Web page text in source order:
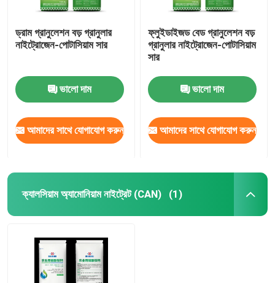
ড্রাম গ্রানুলেশন বড় গ্রানুলার
নাইট্রোজেন-পোটাসিয়াম সার
ভালো দাম
আমাদের সাথে যোগাযোগ করুন
ফ্লুইডাইজড বেড গ্রানুলেশন বড়
গ্রানুলার নাইট্রোজেন-পোটাসিয়াম
সার
ভালো দাম
আমাদের সাথে যোগাযোগ করুন
ক্যালসিয়াম অ্যামোনিয়াম নাইট্রেট (CAN) (1)